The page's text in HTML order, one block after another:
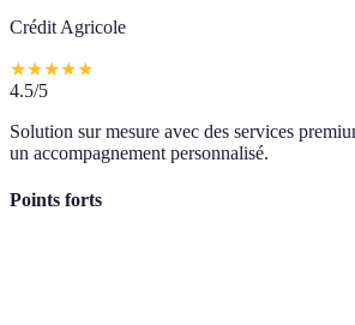
Crédit Agricole
★★★★★
4.5/5
Solution sur mesure avec des services
un accompagnement personnalisé.
Points forts